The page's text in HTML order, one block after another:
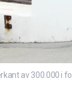
av 300.000 i